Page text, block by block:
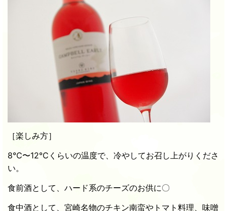
［楽しみ方］
8℃〜12℃くらいの温度で、冷やしてお召し上がりくださ
い。
食前酒として、ハード系のチーズのお供に〇
食中酒として、宮崎名物のチキン南蛮やトマト料理、味噌